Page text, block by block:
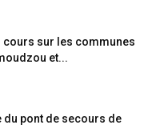
cours sur les communes
et...
du pont de secours de